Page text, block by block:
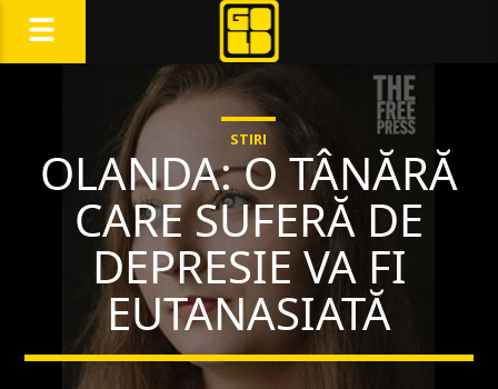
STIRI
OLANDA: O TÂNĂRĂ
CARE SUFERĂ DE
DEPRESIE VA FI
EUTANASIATĂ